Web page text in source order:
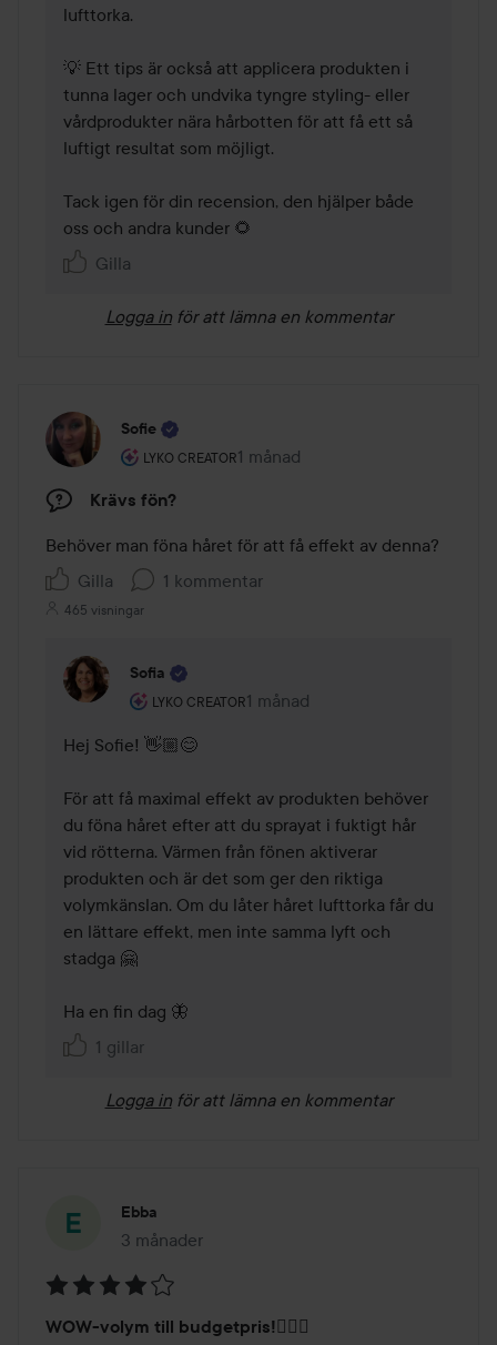
lufttorka.
💡 Ett tips är också att applicera produkten i
tunna lager och undvika tyngre styling- eller
vårdprodukter nära hårbotten för att få ett så
luftigt resultat som möjligt.
Tack igen för din recension, den hjälper både
oss och andra kunder 🌻
Gilla
Logga in för att lämna en kommentar
Sofie
LYKO CREATOR
Användarens roll: Lyko Creator.
1 månad
Inlägget skapades 1 månad
Krävs fön?
Behöver man föna håret för att få effekt av denna?
Gilla
1 kommentar
465 visningar
Sofia
LYKO CREATOR
Användarens roll: Lyko Creator.
1 månad
Kommentaren lades 1 månad
Hej Sofie! 👋🏼😊
För att få maximal effekt av produkten behöver
du föna håret efter att du sprayat i fuktigt hår
vid rötterna. Värmen från fönen aktiverar
produkten och är det som ger den riktiga
volymkänslan. Om du låter håret lufttorka får du
en lättare effekt, men inte samma lyft och
stadga 🤗
1 gillar
Logga in för att lämna en kommentar
Ebba
3 månader
Inlägget skapades 3 månader
4
WOW-volym till budgetpris!💇🏽‍♀️